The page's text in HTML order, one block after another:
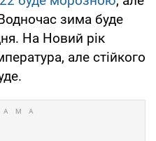
зима буде
На Новий рік
але стійкого